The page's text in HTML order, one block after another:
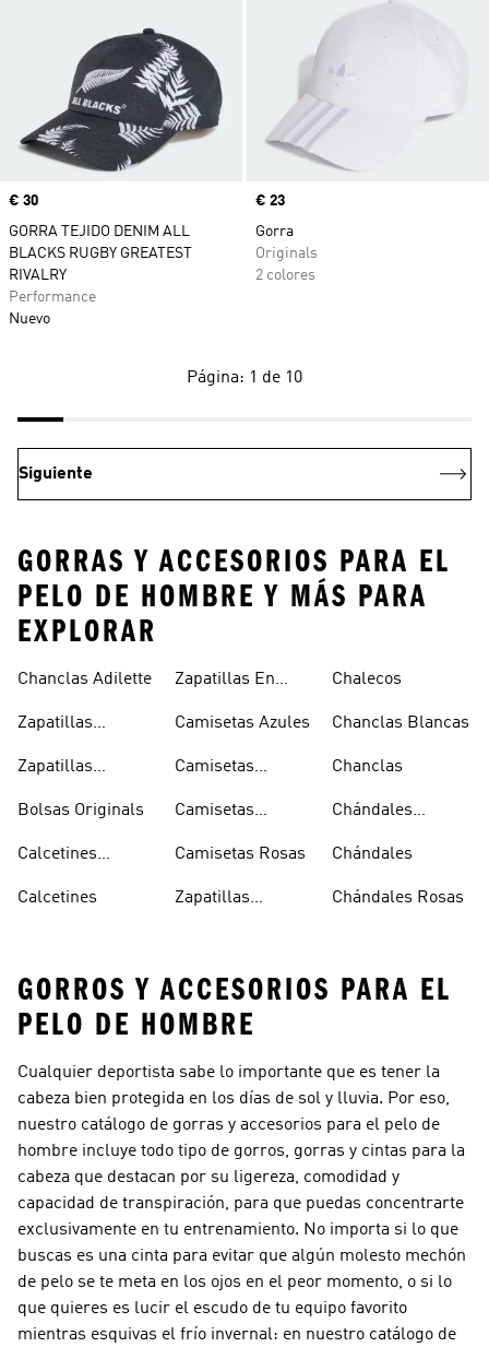
Precio
€ 30
GORRA TEJIDO DENIM ALL
BLACKS RUGBY GREATEST
RIVALRY
Performance
Nuevo
Precio
€ 23
Gorra
Originals
2 colores
Página: 1 de 10
Siguiente
GORRAS Y ACCESORIOS PARA EL
PELO DE HOMBRE Y MÁS PARA
EXPLORAR
Chanclas Adilette
Zapatillas
Zapatillas
Blancas
Bolsas Originals
Calcetines
Blancos
Calcetines
Zapatillas En
Camisetas Azules
Camisetas
Camisetas
Camisetas Rosas
Zapatillas
Chalecos
Chanclas Blancas
Chanclas
Chándales
Chándales
Chándales Rosas
GORROS Y ACCESORIOS PARA EL
PELO DE HOMBRE
Cualquier deportista sabe lo importante que es tener la
cabeza bien protegida en los días de sol y lluvia. Por eso,
nuestro catálogo de gorras y accesorios para el pelo de
hombre incluye todo tipo de gorros, gorras y cintas para la
cabeza que destacan por su ligereza, comodidad y
capacidad de transpiración, para que puedas concentrarte
exclusivamente en tu entrenamiento. No importa si lo que
buscas es una cinta para evitar que algún molesto mechón
de pelo se te meta en los ojos en el peor momento, o si lo
que quieres es lucir el escudo de tu equipo favorito
mientras esquivas el frío invernal: en nuestro catálogo de